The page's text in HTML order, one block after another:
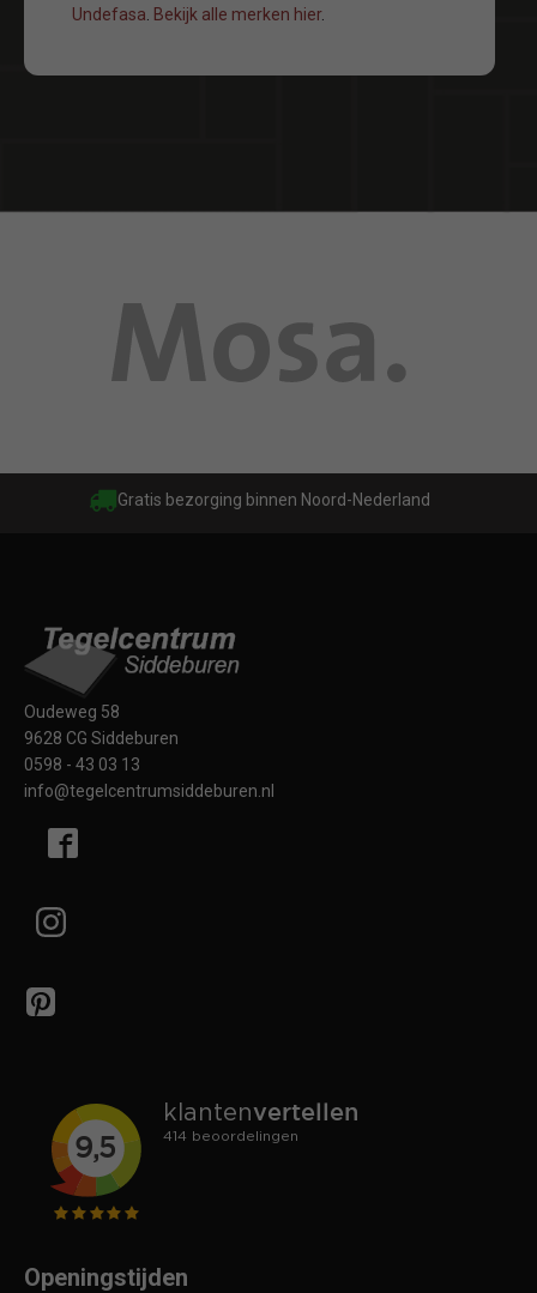
Undefasa Bekijk alle merken hier.
Gratis bezorging binnen Noord-Nederland
Oudeweg 58
9628 CG Siddeburen
0598 - 43 03 13
info@tegelcentrumsiddeburen.nl
Openingstijden